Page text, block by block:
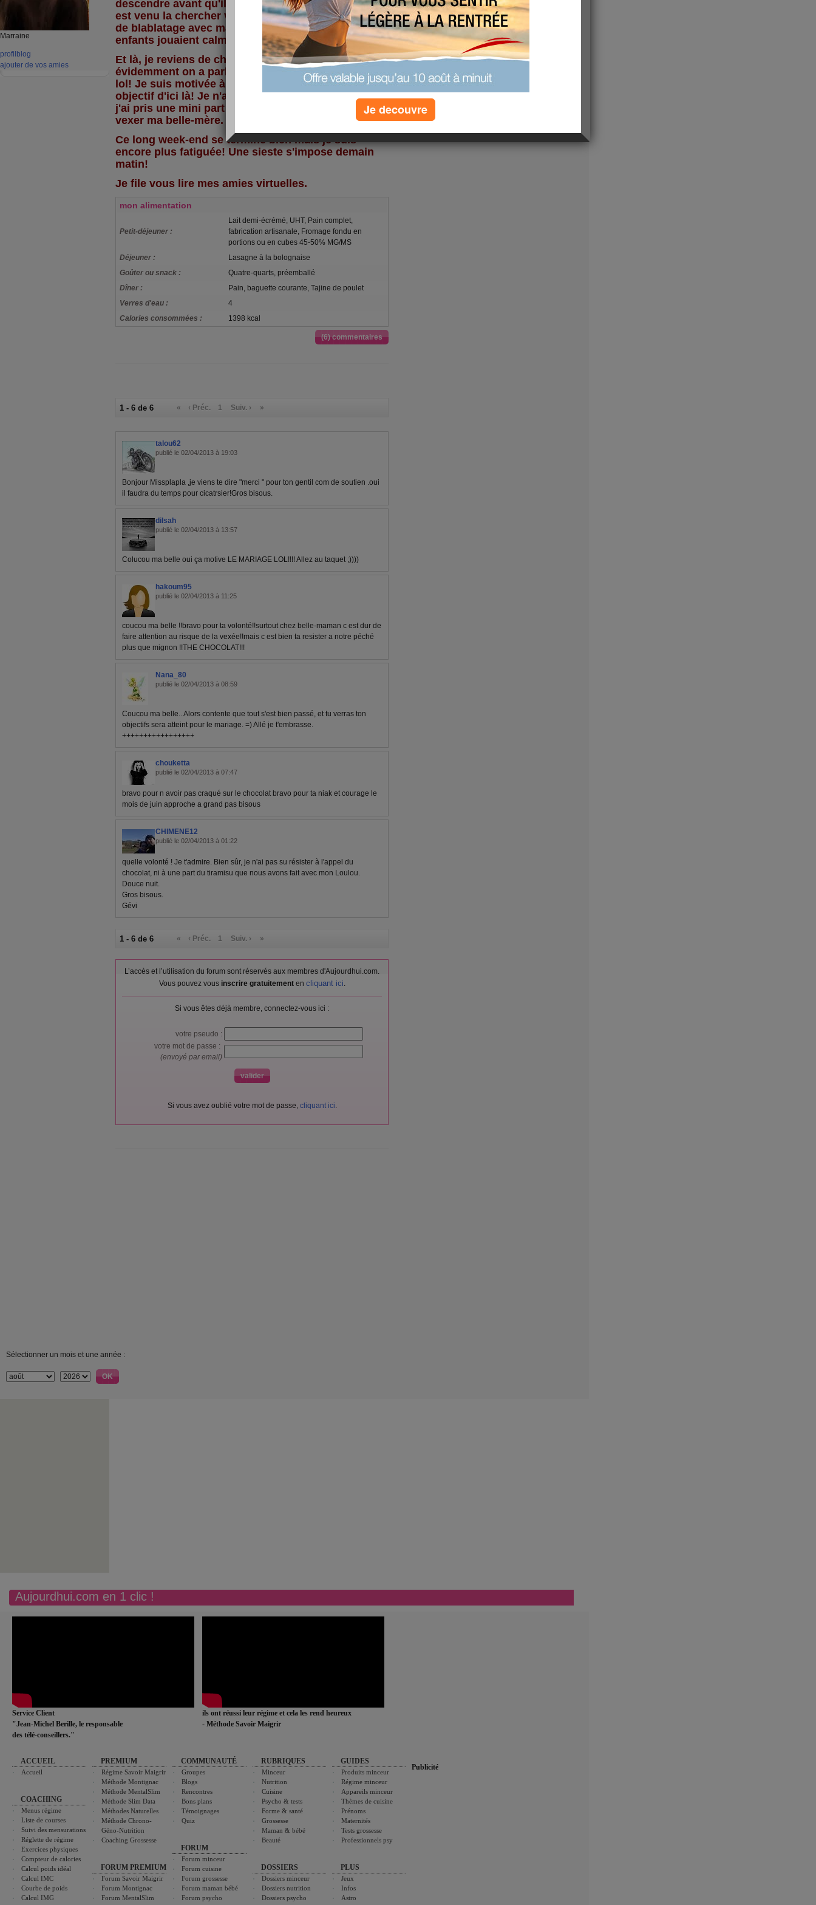
Marraine
profil blog
ajouter de vos amies
descendre avant qu'il ne réveille bébé! Sa maman
est venu la chercher vers 12h, ensuite bon moment
de blablatage avec ma soeur pendant que les
enfants jouaient calmement (waouh, lol!).
Et là, je reviens de chez belle-maman. Alors
évidemment on a parlé du mariage et du mariage,
lol! Je suis motivée à bloc pour atteindre mon
objectif d'ici là! Je n'ai pas craqué sur le chocolat et
j'ai pris une mini part de quatre-quart pour ne pas
vexer ma belle-mère.
Ce long week-end se termine bien mais je suis
encore plus fatiguée! Une sieste s'impose demain
matin!
Je file vous lire mes amies virtuelles.
mon alimentation
Petit-déjeuner :
Lait demi-écrémé, UHT, Pain complet,
fabrication artisanale, Fromage fondu en
portions ou en cubes 45-50% MG/MS
Déjeuner :
Lasagne à la bolognaise
Goûter ou snack :
Quatre-quarts, préemballé
Dîner :
Pain, baguette courante, Tajine de poulet
Verres d'eau :
4
Calories consommées :
1398 kcal
(6) commentaires
1 - 6 de 6 « ‹ Préc. 1 Suiv. › »
talou62
publié le 02/04/2013 à 19:03
Bonjour Missplapla ,je viens te dire "merci " pour ton gentil com de soutien .oui
il faudra du temps pour cicatrsier!Gros bisous.
dilsah
publié le 02/04/2013 à 13:57
Colucou ma belle oui ça motive LE MARIAGE LOL!!!! Allez au taquet ;))))
hakoum95
publié le 02/04/2013 à 11:25
coucou ma belle !!bravo pour ta volonté!!surtout chez belle-maman c est dur de
faire attention au risque de la vexée!!mais c est bien ta resister a notre péché
plus que mignon !!THE CHOCOLAT!!!
Nana_80
publié le 02/04/2013 à 08:59
Coucou ma belle.. Alors contente que tout s'est bien passé, et tu verras ton
objectifs sera atteint pour le mariage. =) Allé je t'embrasse.
+++++++++++++++++
chouketta
publié le 02/04/2013 à 07:47
bravo pour n avoir pas craqué sur le chocolat bravo pour ta niak et courage le
mois de juin approche a grand pas bisous
CHIMENE12
publié le 02/04/2013 à 01:22
quelle volonté ! Je t'admire. Bien sûr, je n'ai pas su résister à l'appel du
chocolat, ni à une part du tiramisu que nous avons fait avec mon Loulou.
Douce nuit.
Gros bisous.
Gévi
1 - 6 de 6 « ‹ Préc. 1 Suiv. › »
L’accès et l’utilisation du forum sont réservés aux membres d'Aujourdhui.com.
Vous pouvez vous inscrire gratuitementen cliquant ici.
Si vous êtes déjà membre, connectez-vous ici :
votre pseudo :
votre mot de passe :
(envoyé par email)
Si vous avez oublié votre mot de passe, cliquant ici.
Sélectionner un mois et une année :
Aujourdhui.com en 1 clic !
Service Client
"Jean-Michel Berille, le responsable
des télé-conseillers."
ils ont réussi leur régime et cela les rend heureux
- Méthode Savoir Maigrir
ACCUEIL
Accueil
COACHING
Menus régime
Liste de courses
Suivi des mensurations
Réglette de régime
Exercices physiques
Compteur de calories
Calcul poids idéal
Calcul IMC
Courbe de poids
Calcul IMG
PREMIUM
Régime Savoir Maigrir
Méthode Montignac
Méthode MentalSlim
Méthode Slim Data
Méthodes Naturelles
Méthode Chrono-
Géno-Nutrition
Coaching Grossesse
FORUM PREMIUM
Forum Savoir Maigrir
Forum Montignac
Forum MentalSlim
COMMUNAUTÉ
Groupes
Blogs
Rencontres
Bons plans
Témoignages
Quiz
FORUM
Forum minceur
Forum cuisine
Forum grossesse
Forum maman bébé
Forum psycho
RUBRIQUES
Minceur
Nutrition
Cuisine
Psycho & tests
Forme & santé
Grossesse
Maman & bébé
Beauté
DOSSIERS
Dossiers minceur
Dossiers nutrition
Dossiers psycho
GUIDES
Produits minceur
Régime minceur
Appareils minceur
Thèmes de cuisine
Prénoms
Maternités
Tests grossesse
Professionnels psy
PLUS
Jeux
Infos
Astro
Publicité
Je decouvre